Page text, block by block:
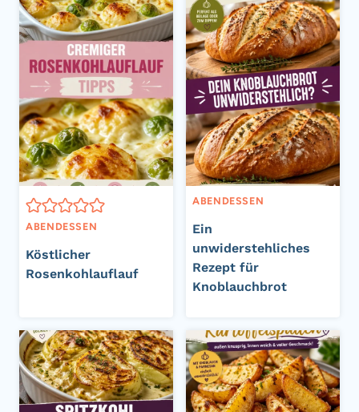
ABENDESSEN
Köstlicher
Rosenkohlauflauf
ABENDESSEN
Ein
unwiderstehliches
Rezept für
Knoblauchbrot